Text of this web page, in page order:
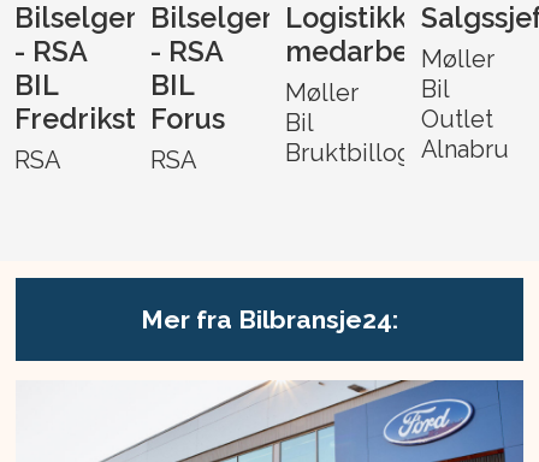
Bilselger
- RSA
BIL
Fredrikstad
RSA
Bilselger
- RSA
BIL
Forus
RSA
Logistikk-
medarbeider
Møller
Bil
Bruktbillogistikk
Møller
Bil
Outlet
Alnabru
Mer fra Bilbransje24: